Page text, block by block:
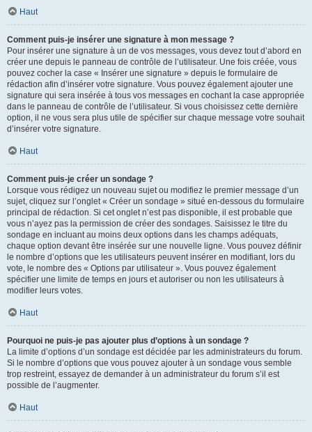
Haut
Comment puis-je insérer une signature à mon message ?
Pour insérer une signature à un de vos messages, vous devez tout d’abord en
créer une depuis le panneau de contrôle de l’utilisateur. Une fois créée, vous
pouvez cocher la case « Insérer une signature » depuis le formulaire de
rédaction afin d’insérer votre signature. Vous pouvez également ajouter une
signature qui sera insérée à tous vos messages en cochant la case appropriée
dans le panneau de contrôle de l’utilisateur. Si vous choisissez cette dernière
option, il ne vous sera plus utile de spécifier sur chaque message votre souhait
d’insérer votre signature.
Haut
Comment puis-je créer un sondage ?
Lorsque vous rédigez un nouveau sujet ou modifiez le premier message d’un
sujet, cliquez sur l’onglet « Créer un sondage » situé en-dessous du formulaire
principal de rédaction. Si cet onglet n’est pas disponible, il est probable que
vous n’ayez pas la permission de créer des sondages. Saisissez le titre du
sondage en incluant au moins deux options dans les champs adéquats,
chaque option devant être insérée sur une nouvelle ligne. Vous pouvez définir
le nombre d’options que les utilisateurs peuvent insérer en modifiant, lors du
vote, le nombre des « Options par utilisateur ». Vous pouvez également
spécifier une limite de temps en jours et autoriser ou non les utilisateurs à
modifier leurs votes.
Haut
Pourquoi ne puis-je pas ajouter plus d’options à un sondage ?
La limite d’options d’un sondage est décidée par les administrateurs du forum.
Si le nombre d’options que vous pouvez ajouter à un sondage vous semble
trop restreint, essayez de demander à un administrateur du forum s’il est
possible de l’augmenter.
Haut